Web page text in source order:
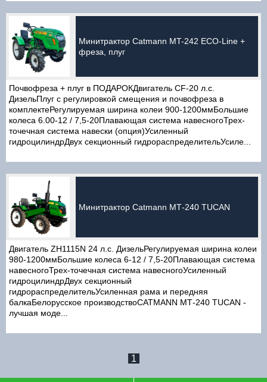
Минитрактор Catmann MT-242 ECO-Line +
фреза, плуг
Почвофреза + плуг в ПОДАРОКДвигатель CF-20 л.с.
ДизельПлуг с регулировкой смещения и почвофреза в
комплектеРегулируемая ширина колеи 900-1200ммБольшие
колеса 6.00-12 / 7,5-20Плавающая система навесногоТрех-
точечная система навески (опция)Усиленный
гидроцилиндрДвух секционный гидрораспределительУсиле...
Минитрактор Catmann МТ-240 TUCAN
Двигатель ZH1115N 24 л.с. ДизельРегулируемая ширина колеи
980-1200ммБольшие колеса 6-12 / 7,5-20Плавающая система
навесногоТрех-точечная система навесногоУсиленный
гидроцилиндрДвух секционный
гидрораспределительУсиленная рама и передняя
балкаБелорусское производствоCATMANN МТ-240 TUCAN -
лучшая моде...
1